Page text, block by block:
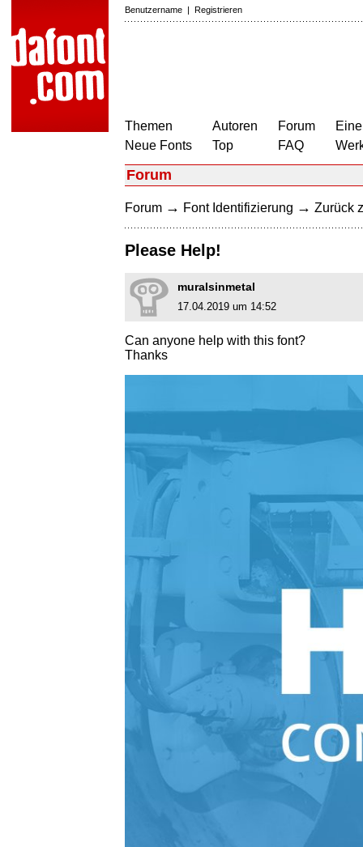
Benutzername | Registrieren
Themen
Neue Fonts
Autoren
Top
Forum
FAQ
Forum
Forum → Font Identifizierung → Zurück
Please Help!
muralsinmetal
17.04.2019 um 14:52
Can anyone help with this font?
Thanks